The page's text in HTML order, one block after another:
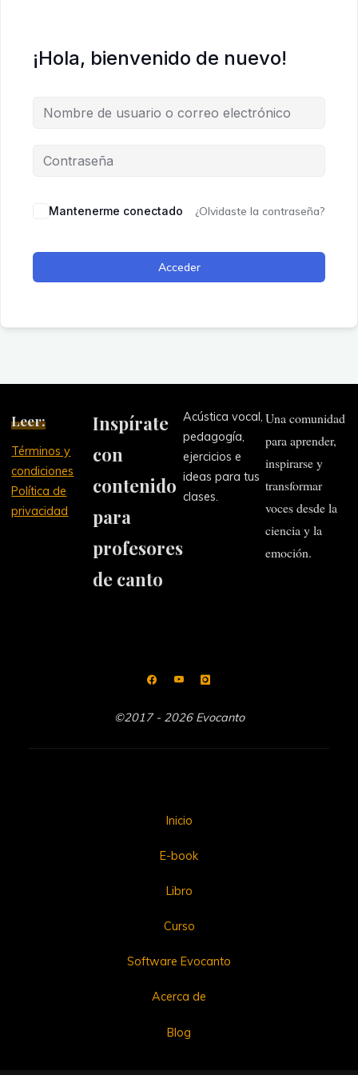
¡Hola, bienvenido de nuevo!
Mantenerme conectado ¿Olvidaste la contraseña?
Acceder
Leer:
Términos y
condiciones
Política de
privacidad
Inspírate
con
contenido
para
profesores
de canto
Acústica vocal,
pedagogía,
ejercicios e
ideas para tus
clases.
Una comunidad
para aprender,
inspirarse y
transformar
voces desde la
ciencia y la
emoción.
©2017 - 2026 Evocanto
Inicio
E-book
Libro
Curso
Software Evocanto
Acerca de
Blog